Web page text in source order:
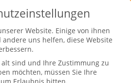
es schaffen,
zu
wie Sie das
Website. Einige von ihnen
uns helfen, diese Website
alt sind und Ihre Zustimmung zu
möchten, müssen Sie Ihre
Erlaubnis bitten.